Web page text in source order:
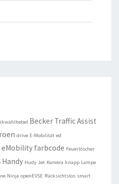
Becker Traffic Assist
drive E-Mobilität ed
eMobility farbcode Feuerlöscher
Handy Hudy Jet Kamera knapp Lampe
Ninja openEVSE Rücksichtslos smart